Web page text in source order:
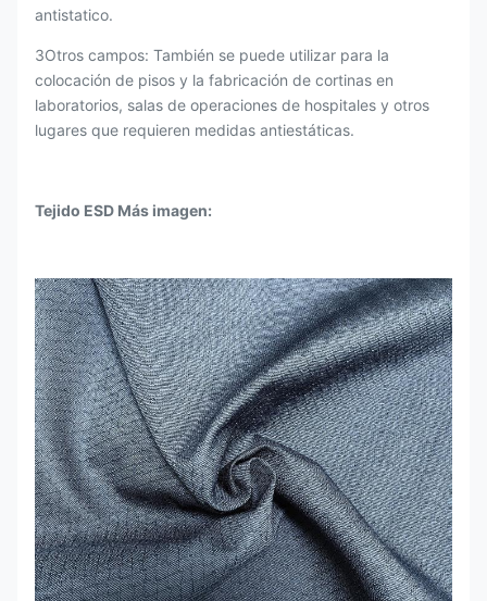
antistatico.
3Otros campos: También se puede utilizar para la
colocación de pisos y la fabricación de cortinas en
laboratorios, salas de operaciones de hospitales y otros
lugares que requieren medidas antiestáticas.
Tejido ESD Más imagen: